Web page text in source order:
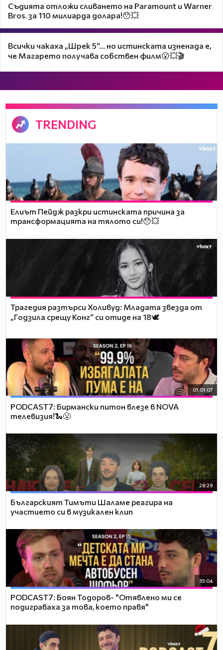
Съдията отложи сливането на Paramount и Warner
Bros. за 110 милиарда долара!😯💥
Всички чакаха „Шрек 5“… но истинската изненада е,
че Магарето получава собствен филм😮💥🎬
TRENDING
Елиът Пейдж разкри истинската причина за
трансформацията на тялото си!😯💥
Трагедия разтърси Холивуд: Младата звезда от
„Годзила срещу Конг“ си отиде на 18🕊️
01:01:07
PODCAST7: Бирмански питон влезе в NOVA
телевизия!🐍😮
28:29
Българският Тимъти Шаламе реагира на
участието си в музикален клип
55:04
PODCAST7: ‪Боян Тодоров- "Отявлено ми се
подиграваха за това, което правя"